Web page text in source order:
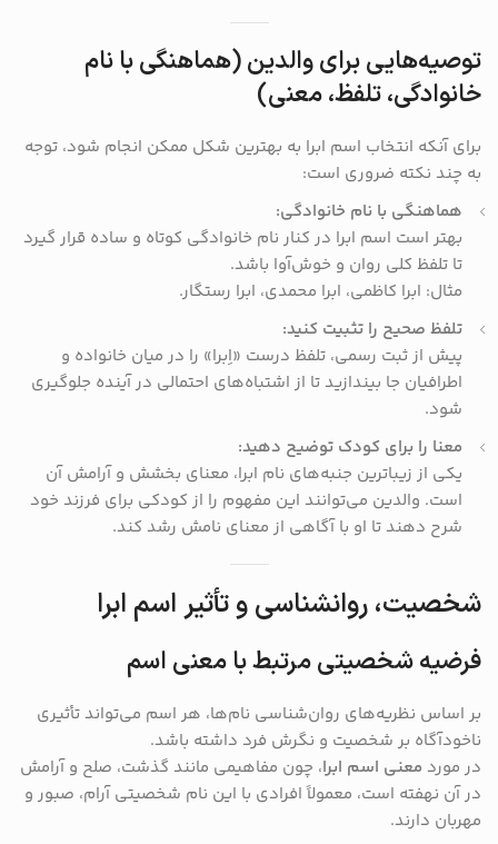
توصیه‌هایی برای والدین (هماهنگی با نام
خانوادگی، تلفظ، معنی)
برای آنکه انتخاب اسم ابرا به بهترین شکل ممکن انجام شود، توجه
به چند نکته ضروری است:
هماهنگی با نام خانوادگی:
بهتر است اسم ابرا در کنار نام خانوادگی کوتاه و ساده قرار گیرد
تا تلفظ کلی روان و خوش‌آوا باشد.
مثال: ابرا کاظمی، ابرا محمدی، ابرا رستگار.
تلفظ صحیح را تثبیت کنید:
پیش از ثبت رسمی، تلفظ درست «اِبرا» را در میان خانواده و
اطرافیان جا بیندازید تا از اشتباه‌های احتمالی در آینده جلوگیری
شود.
معنا را برای کودک توضیح دهید:
یکی از زیباترین جنبه‌های نام ابرا، معنای بخشش و آرامش آن
است. والدین می‌توانند این مفهوم را از کودکی برای فرزند خود
شرح دهند تا او با آگاهی از معنای نامش رشد کند.
شخصیت، روانشناسی و تأثیر اسم ابرا
فرضیه شخصیتی مرتبط با معنی اسم
بر اساس نظریه‌های روان‌شناسی نام‌ها، هر اسم می‌تواند تأثیری
ناخودآگاه بر شخصیت و نگرش فرد داشته باشد.
در مورد معنی اسم ابرا، چون مفاهیمی مانند گذشت، صلح و آرامش
در آن نهفته است، معمولاً افرادی با این نام شخصیتی آرام، صبور و
مهربان دارند.